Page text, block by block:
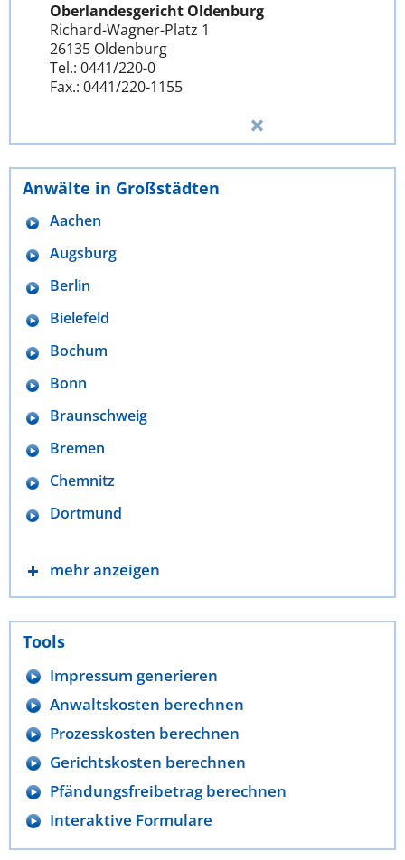
Oberlandesgericht Oldenburg
Richard-Wagner-Platz 1
26135 Oldenburg
Tel.: 0441/220-0
Fax.: 0441/220-1155
Anwälte in Großstädten
Aachen
Augsburg
Berlin
Bielefeld
Bochum
Bonn
Braunschweig
Bremen
Chemnitz
Dortmund
mehr anzeigen
Tools
Impressum generieren
Anwaltskosten berechnen
Prozesskosten berechnen
Gerichtskosten berechnen
Pfändungsfreibetrag berechnen
Interaktive Formulare